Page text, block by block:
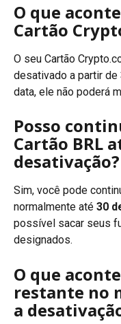
O que
Cartão
O seu Cartão
desativado a partir de
data, ele não poderá
Posso
Cartão BRL
desativação?
Sim, você pode
normalmente até 30
possível sacar seus
designados.
O que
restante no
a